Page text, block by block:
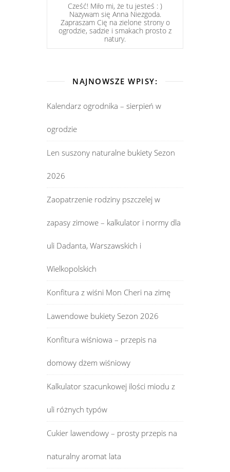
Cześć! Miło mi, że tu jesteś : )
Nazywam się Anna Niezgoda.
Zapraszam Cię na zielone strony o
ogrodzie, sadzie i smakach prosto z
natury.
NAJNOWSZE WPISY:
Kalendarz ogrodnika – sierpień w
ogrodzie
Len suszony naturalne bukiety Sezon
2026
Zaopatrzenie rodziny pszczelej w
zapasy zimowe – kalkulator i normy dla
uli Dadanta, Warszawskich i
Wielkopolskich
Konfitura z wiśni Mon Cheri na zimę
Lawendowe bukiety Sezon 2026
Konfitura wiśniowa – przepis na
domowy dżem wiśniowy
Kalkulator szacunkowej ilości miodu z
uli różnych typów
Cukier lawendowy – prosty przepis na
naturalny aromat lata